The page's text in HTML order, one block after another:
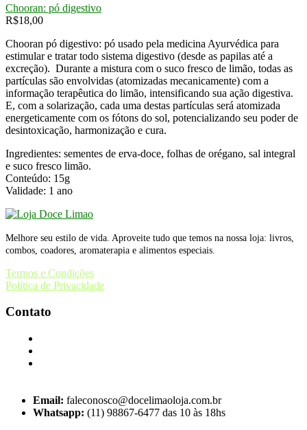
Chooran: pó digestivo
R$18,00
Chooran pó digestivo: pó usado pela medicina Ayurvédica para
estimular e tratar todo sistema digestivo (desde as papilas até a
excreção). Durante a mistura com o suco fresco de limão, todas as
partículas são envolvidas (atomizadas mecanicamente) com a
informação terapêutica do limão, intensificando sua ação digestiva.
E, com a solarização, cada uma destas partículas será atomizada
energeticamente com os fótons do sol, potencializando seu poder de
desintoxicação, harmonização e cura.
Ingredientes: sementes de erva-doce, folhas de orégano, sal integral
e suco fresco limão.
Conteúdo: 15g
Validade: 1 ano
Melhore seu estilo de vida. Aproveite tudo que temos na nossa loja: livros,
combos, coadores, aromaterapia e alimentos especiais.
Termos e Condições
Política de Privacidade
Contato
Email: faleconosco@docelimaoloja.com.br
Whatsapp: (11) 98867-6477 das 10 às 18hs